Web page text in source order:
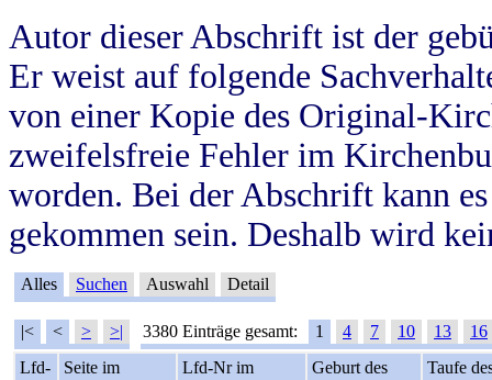
Autor dieser Abschrift ist der
Er weist auf folgende
von einer Kopie des Original-
zweifelsfreie Fehler im
worden. Bei der Abschrift kann
gekommen sein. Deshalb wird
Alles Suchen Auswahl Detail
|< < > >| 3380 Einträge gesamt: 1 4 7 10 13
16
Lfd-
Seite im
Lfd-Nr im
Geburt des
Taufe